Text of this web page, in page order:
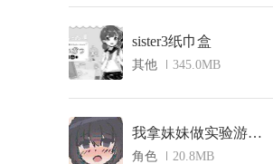
sister3纸巾盒
其他 345.0MB
我拿妹妹做实验游戏桃子移植
角色 20.8MB